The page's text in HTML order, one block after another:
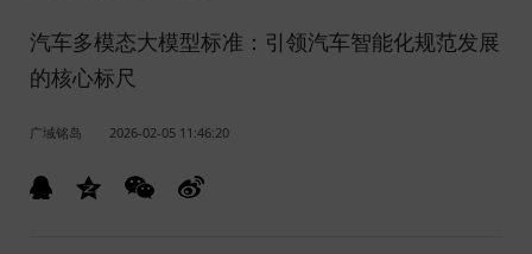
关于Geega
汽车多模态大模型标准：引领汽车智能化规范发展
的核心标尺
广域铭岛 2026-02-05 11:46:20